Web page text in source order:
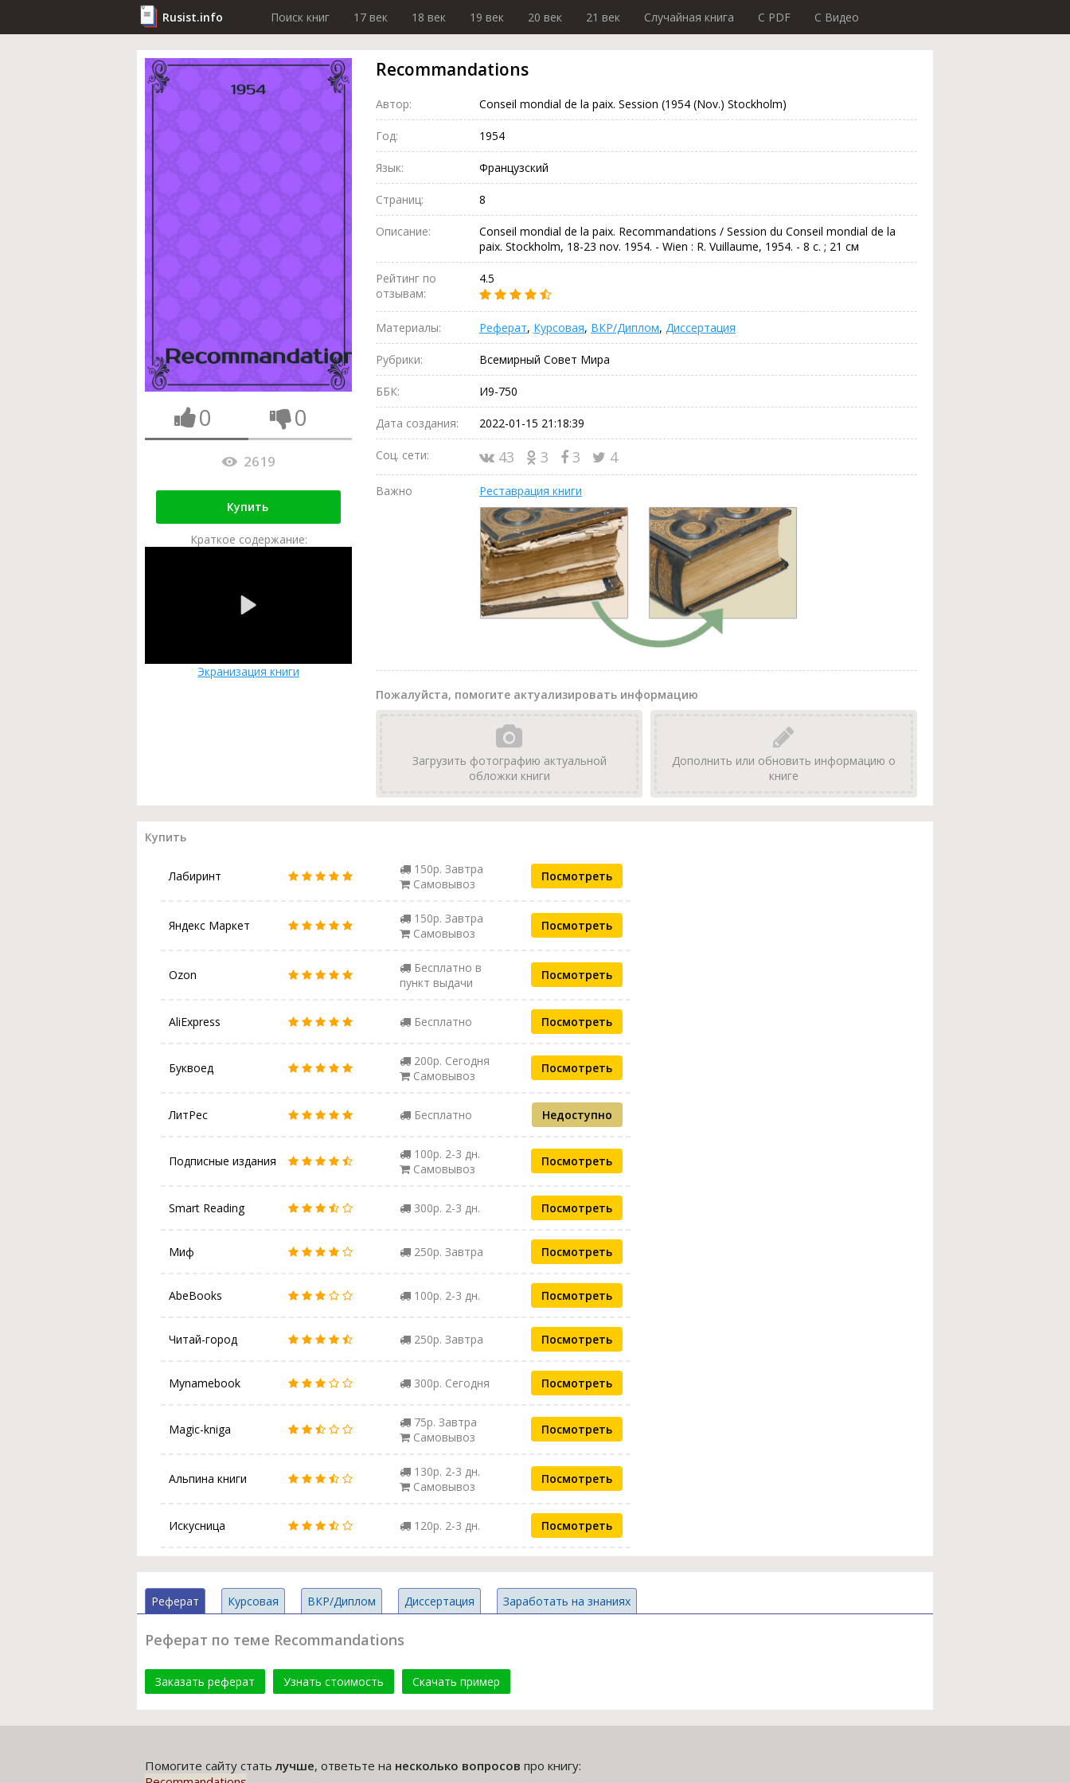
Rusist.info Поиск книг 17 век 18 век 19 век 20 век 21 век Случайная книга C PDF C Видео
0 0
2619
Купить
Краткое содержание:
Экранизация книги
Recommandations
Автор: Conseil mondial de la paix. Session (1954 (Nov.) Stockholm)
Год: 1954
Язык: Французский
Страниц: 8
Описание:
Conseil mondial de la paix. Recommandations / Session du Conseil mondial de la
paix. Stockholm, 18-23 nov. 1954. - Wien : R. Vuillaume, 1954. - 8 с. ; 21 см
Рейтинг по
отзывам:
4.5
Материалы: Реферат, Курсовая, ВКР/Диплом, Диссертация
Рубрики: Всемирный Совет Мира
ББК: И9-750
Дата создания: 2022-01-15 21:18:39
Соц. сети: 43 3 3 4
Важно Реставрация книги
Пожалуйста, помогите актуализировать информацию
Загрузить фотографию актуальной
обложки книги
Дополнить или обновить информацию о
книге
Купить
Лабиринт
150р. Завтра
Самовывоз
Посмотреть
Яндекс Маркет
150р. Завтра
Самовывоз
Посмотреть
Ozon
Бесплатно в
пункт выдачи
Посмотреть
AliExpress Бесплатно Посмотреть
Буквоед
200р. Сегодня
Самовывоз
Посмотреть
ЛитРес Бесплатно Недоступно
Подписные издания
100р. 2-3 дн.
Самовывоз
Посмотреть
Smart Reading 300р. 2-3 дн. Посмотреть
Миф 250р. Завтра Посмотреть
AbeBooks 100р. 2-3 дн. Посмотреть
Читай-город 250р. Завтра Посмотреть
Mynamebook 300р. Сегодня Посмотреть
Magic-kniga
75р. Завтра
Самовывоз
Посмотреть
Альпина книги
130р. 2-3 дн.
Самовывоз
Посмотреть
Искусница 120р. 2-3 дн. Посмотреть
Реферат Курсовая ВКР/Диплом Диссертация Заработать на знаниях
Реферат по теме Recommandations
Заказать реферат Узнать стоимость Скачать пример
Помогите сайту статьлучше, ответьте на несколько вопросов про книгу: